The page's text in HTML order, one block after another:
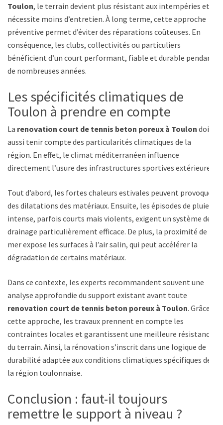
Toulon, le terrain devient plus résistant aux intempéries et
nécessite moins d’entretien. À long terme, cette approche
préventive permet d’éviter des réparations coûteuses. En
conséquence, les clubs, collectivités ou particuliers
bénéficient d’un court performant, fiable et durable pendant
de nombreuses années.
Les spécificités climatiques de
Toulon à prendre en compte
La renovation court de tennis beton poreux à Toulon doit
aussi tenir compte des particularités climatiques de la
région. En effet, le climat méditerranéen influence
directement l’usure des infrastructures sportives extérieures.
Tout d’abord, les fortes chaleurs estivales peuvent provoquer
des dilatations des matériaux. Ensuite, les épisodes de pluie
intense, parfois courts mais violents, exigent un système de
drainage particulièrement efficace. De plus, la proximité de la
mer expose les surfaces à l’air salin, qui peut accélérer la
dégradation de certains matériaux.
Dans ce contexte, les experts recommandent souvent une
analyse approfondie du support existant avant toute
renovation court de tennis beton poreux à Toulon. Grâce à
cette approche, les travaux prennent en compte les
contraintes locales et garantissent une meilleure résistance
du terrain. Ainsi, la rénovation s’inscrit dans une logique de
durabilité adaptée aux conditions climatiques spécifiques de
la région toulonnaise.
Conclusion : faut-il toujours
remettre le support à niveau ?